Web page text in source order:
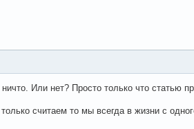
Или нет? Просто только что статью
считаем то мы всегда в жизни с